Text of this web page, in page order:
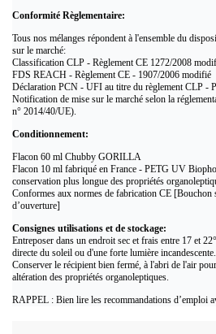
Conformité Règlementaire:
Tous nos mélanges répondent à l'ensemble du
sur le marché:
Classification CLP - Règlement CE 1272/2008
FDS REACH - Règlement CE - 1907/2006 modifié
Déclaration PCN - UFI au titre du règlement CLP -
Notification de mise sur le marché selon la
n° 2014/40/UE).
Conditionnement:
Flacon 60 ml Chubby GORILLA
Flacon 10 ml fabriqué en France - PETG UV
conservation plus longue des propriétés
Conformes aux normes de fabrication CE [Bouchon
d’ouverture]
Consignes utilisations et de stockage:
Entreposer dans un endroit sec et frais entre 17 et
directe du soleil ou d'une forte lumière incandescente.
Conserver le récipient bien fermé, à l'abri de l'air
altération des propriétés organoleptiques.
RAPPEL : Bien lire les recommandations d’emploi